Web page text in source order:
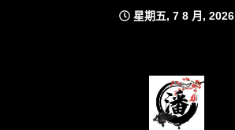
星期五, 7 8 月, 2026